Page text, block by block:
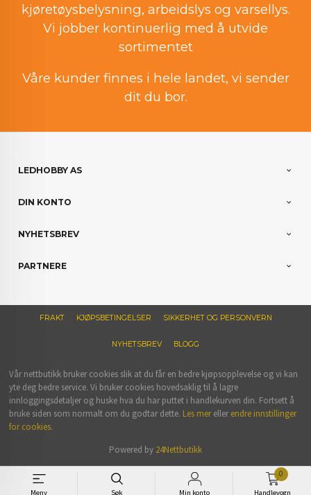
Meny Søk Min konto Handlevogn
0
kjøretøysbelysning, arbeidslys og varsellys.
Vi jobber kontinuerlig med å utvide
sortimentet
Våre kunder finnes i hele landet, vi sender
dit du bor.
LEDHOBBY AS
DIN KONTO
NYHETSBREV
PARTNERE
FRAKT KJØPSBETINGELSER SIKKERHET OG PERSONVERN
NYHETSBREV BLOGG
Vår nettbutikk bruker cookies slik at du får en bedre kjøpsopplevelse og vi kan
yte deg bedre service. Vi bruker cookies hovedsaklig til å lagre
innloggingsdetaljer og huske hva du har puttet i handlekurven din. Fortsett å
bruke siden som normalt om du godtar dette. Les merellerendre innstillinger
for cookies.
Powered by 24Nettbutikk